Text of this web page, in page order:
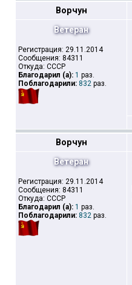
Ворчун
Ветеран
Регистрация: 29.11.2014
Сообщения: 84311
Откуда: СССР
Благодарил (а): 1 раз.
Поблагодарили: 832 раз.
Ворчун
Ветеран
Регистрация: 29.11.2014
Сообщения: 84311
Откуда: СССР
Благодарил (а): 1 раз.
Поблагодарили: 832 раз.